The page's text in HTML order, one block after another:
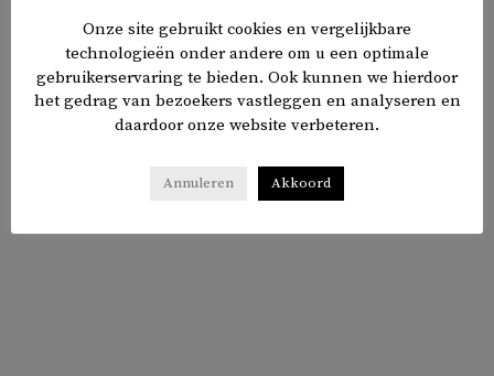
worden beperkt in hun vrijheid...
DE KANTTEKENING
Onze site gebruikt cookies en vergelijkbare
technologieën onder andere om u een optimale
gebruikerservaring te bieden. Ook kunnen we hierdoor
het gedrag van bezoekers vastleggen en analyseren en
daardoor onze website verbeteren.
Annuleren Akkoord